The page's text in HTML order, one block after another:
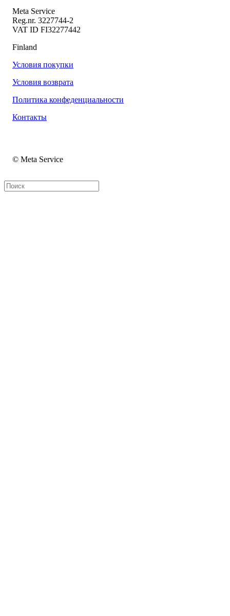
Meta Service
Reg.nr. 3227744-2
VAT ID FI32277442
Finland
Условия покупки
Условия возврата
Политика конфеденциальности
Контакты
© Meta Service